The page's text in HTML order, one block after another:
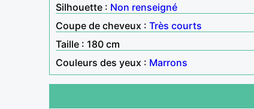
Silhouette : Non renseigné
Coupe de cheveux : Très courts
Taille : 180 cm
Couleurs des yeux : Marrons